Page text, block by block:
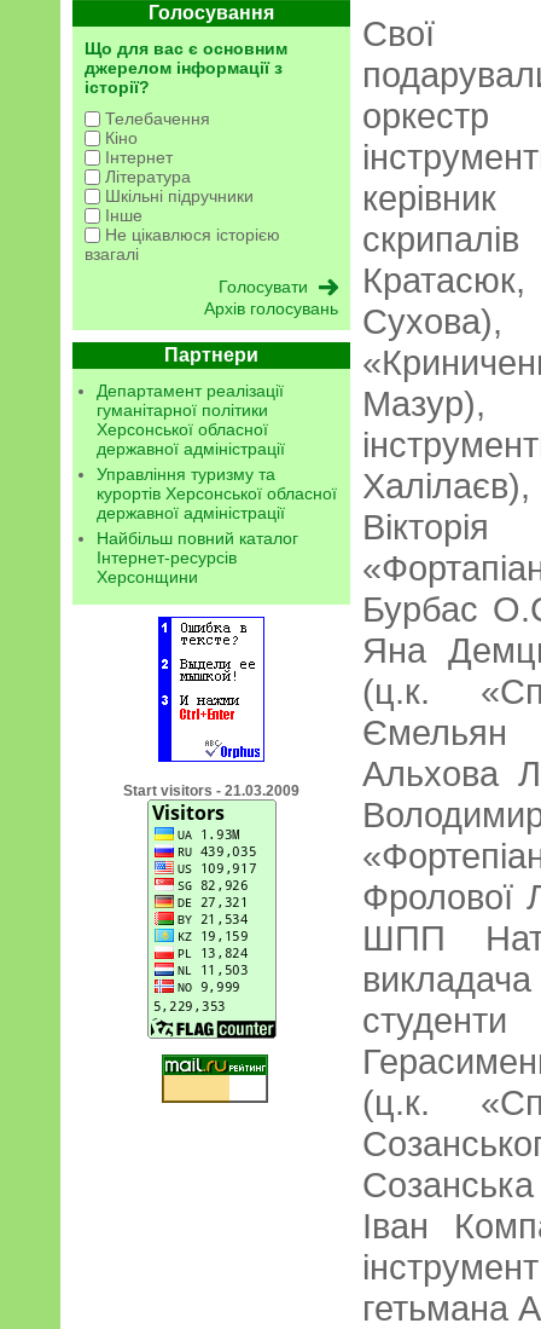
Голосування
Що для вас є основним
джерелом інформації з
історії?
Телебачення
Кіно
Інтернет
Література
Шкільні підручники
Інше
Не цікавлюся історією
взагалі
Архів голосувань
Партнери
Департамент реалізації
гуманітарної політики
Херсонської обласної
державної адміністрації
Управління туризму та
курортів Херсонської обласної
державної адміністрації
Найбільш повний каталог
Інтернет-ресурсів
Херсонщини
Start visitors - 21.03.2009
Свої
оркестр
Сухова),
Бурбас
Яна
(ц.к.
Ємельян
Альхова
Фролової
ШПП
(ц.к.
Іван
гетьмана